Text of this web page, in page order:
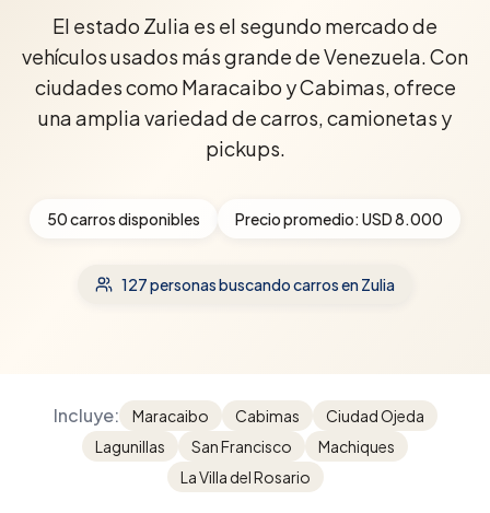
El estado Zulia es el segundo mercado de
vehículos usados más grande de Venezuela. Con
ciudades como Maracaibo y Cabimas, ofrece
una amplia variedad de carros, camionetas y
pickups.
50carros disponibles Precio promedio: USD 8.000
127personas buscando carrosen Zulia
Incluye: Maracaibo Cabimas
Ciudad Ojeda
Lagunillas
San Francisco
Machiques
La Villa del Rosario